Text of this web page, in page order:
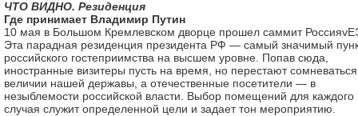
ЧТО ВИДНО. Резиденция
Где принимает Владимир Путин
10 мая в Большом Кремлевском дворце прошел саммит
Эта парадная резиденция президента РФ — самый значимый
российского гостеприимства на высшем уровне. Попав сюда,
иностранные визитеры пусть на время, но перестают
величии нашей державы, а отечественные посетители — в
незыблемости российской власти. Выбор помещений для каждого
случая служит определенной цели и задает тон мероприятию.